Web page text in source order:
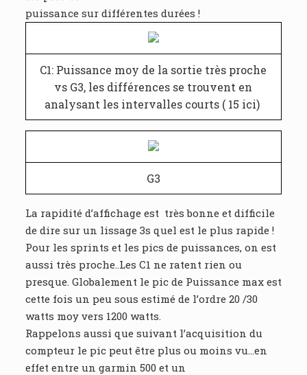
puissance sur différentes durées !
C1: Puissance moy de la sortie très proche
vs G3, les différences se trouvent en
analysant les intervalles courts ( 15 ici)
G3
La rapidité d’affichage est très bonne et difficile
de dire sur un lissage 3s quel est le plus rapide !
Pour les sprints et les pics de puissances, on est
aussi très proche..Les C1 ne ratent rien ou
presque. Globalement le pic de Puissance max est
cette fois un peu sous estimé de l’ordre 20 /30
watts moy vers 1200 watts.
Rappelons aussi que suivant l’acquisition du
compteur le pic peut être plus ou moins vu…en
effet entre un garmin 500 et un